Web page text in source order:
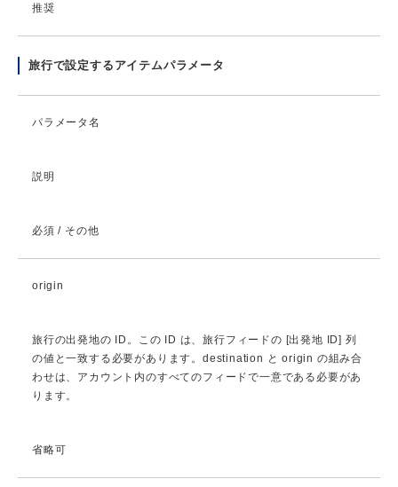
推奨
旅行で設定するアイテムパラメータ
パラメータ名
説明
必須 / その他
origin
旅行の出発地の ID。この ID は、旅行フィードの [出発地 ID] 列
の値と一致する必要があります。destination と origin の組み合
わせは、アカウント内のすべてのフィードで一意である必要があ
ります。
省略可